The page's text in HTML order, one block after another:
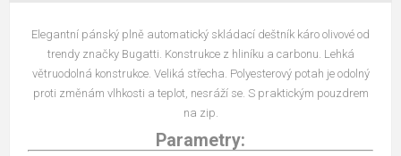
Elegantní pánský plně automatický skládací deštník káro olivové od
trendy značky Bugatti. Konstrukce z hliníku a carbonu. Lehká
větruodolná konstrukce. Veliká střecha. Polyesterový potah je odolný
proti změnám vlhkosti a teplot, nesráží se. S praktickým pouzdrem
na zip.
Parametry: